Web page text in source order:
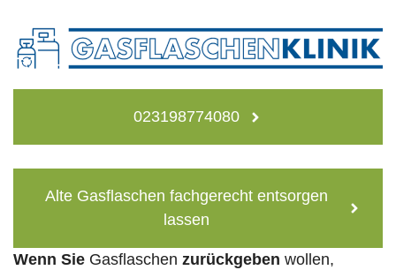
023198774080
Alte Gasflaschen fachgerecht entsorgen
lassen
Wenn Sie Gasflaschen zurückgeben wollen,